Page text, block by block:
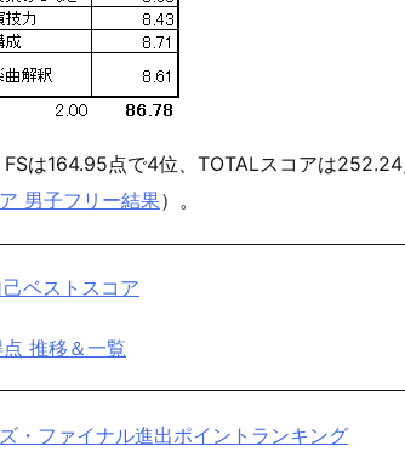
FSは164.95点で4位、TOTALスコアは
男子フリー結果）。
ベストスコア
推移＆一覧
・ファイナル進出ポイントランキング